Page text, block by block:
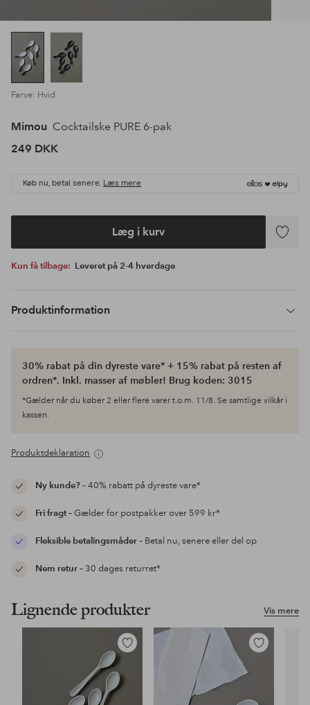
Farve: Hvid
Mimou Cocktailske PURE 6-pak
249 DKK
Køb nu, betal senere. Læs mere
Læg i kurv
Tilføj
Kun få tilbage: Leveret på 2-4 hverdage
Produktinformation
30% rabat på din dyreste vare* + 15% rabat på resten af
ordren*. Inkl. masser af møbler! Brug koden: 3015
*Gælder når du køber 2 eller flere varer t.o.m. 11/8. Se samtlige vilkår i
kassen.
Produktdeklaration
Ny kunde?– 40% rabatt på dyreste vare*
Fri fragt– Gælder for postpakker over 599 kr*
Fleksible betalingsmåder– Betal nu, senere eller del op
Nem retur– 30 dages returret*
Vis mere
Lignende produkter
Tilføj
til
favoritter
Tilføj
favoritter